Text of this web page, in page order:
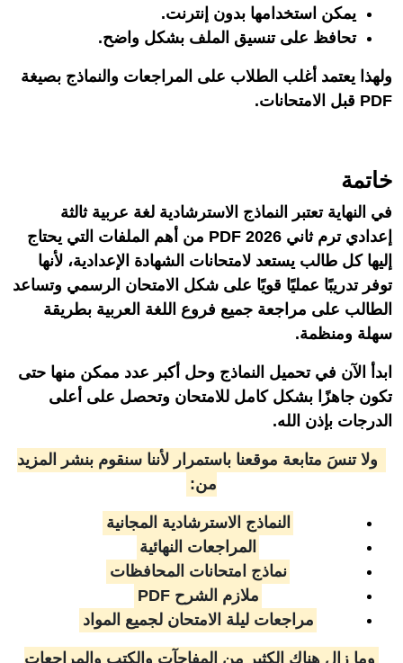
يمكن استخدامها بدون إنترنت.
تحافظ على تنسيق الملف بشكل واضح.
ولهذا يعتمد أغلب الطلاب على المراجعات والنماذج بصيغة
PDF قبل الامتحانات.
خاتمة
في النهاية تعتبر النماذج الاسترشادية لغة عربية ثالثة
إعدادي ترم ثاني 2026 PDF من أهم الملفات التي يحتاج
إليها كل طالب يستعد لامتحانات الشهادة الإعدادية، لأنها
توفر تدريبًا عمليًا قويًا على شكل الامتحان الرسمي وتساعد
الطالب على مراجعة جميع فروع اللغة العربية بطريقة
سهلة ومنظمة.
ابدأ الآن في تحميل النماذج وحل أكبر عدد ممكن منها حتى
تكون جاهزًا بشكل كامل للامتحان وتحصل على أعلى
الدرجات بإذن الله.
ولا تنسَ متابعة موقعنا باستمرار لأننا سنقوم بنشر المزيد
من:
النماذج الاسترشادية المجانية
المراجعات النهائية
نماذج امتحانات المحافظات
ملازم الشرح PDF
مراجعات ليلة الامتحان لجميع المواد
وما زال هناك الكثير من المفاجآت والكتب والمراجعات